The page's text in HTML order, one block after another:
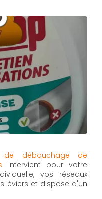
de débouchage de
intervient pour votre
vos réseaux
éviers et dispose d'un